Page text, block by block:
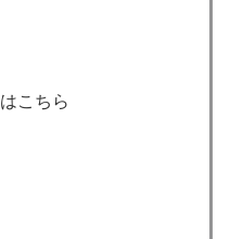
こちら